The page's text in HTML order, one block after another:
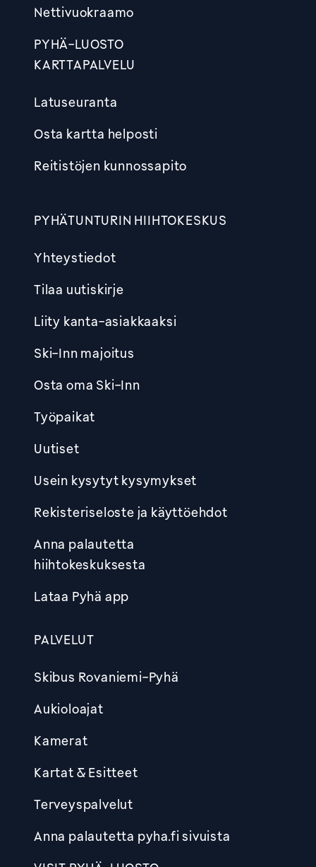
Nettivuokraamo
PYHÄ-LUOSTO
KARTTAPALVELU
Latuseuranta
Osta kartta helposti
Reitistöjen kunnossapito
PYHÄTUNTURIN HIIHTOKESKUS
Yhteystiedot
Tilaa uutiskirje
Liity kanta-asiakkaaksi
Ski-Inn majoitus
Osta oma Ski-Inn
Työpaikat
Uutiset
Usein kysytyt kysymykset
Rekisteriseloste ja käyttöehdot
Anna palautetta
hiihtokeskuksesta
Lataa Pyhä app
PALVELUT
Skibus Rovaniemi-Pyhä
Aukioloajat
Kamerat
Kartat & Esitteet
Terveyspalvelut
Anna palautetta pyha.fi sivuista